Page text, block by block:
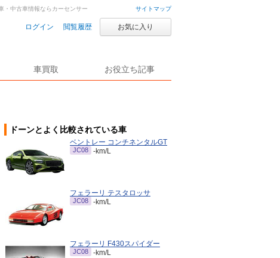
サイトマップ
ログイン 閲覧履歴 お気に入り
車買取 お役立ち記事
・中古車情報ならカーセンサー
ドーンとよく比較されている車
ベントレー コンチネンタルGT
JC08 -km/L
フェラーリ テスタロッサ
JC08 -km/L
フェラーリ F430スパイダー
JC08 -km/L